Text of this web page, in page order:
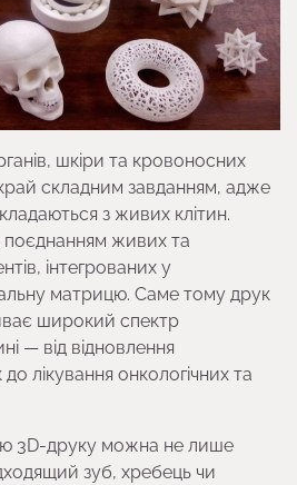
шкіри та кровоносних
складним завданням, адже
з живих клітин.
поєднанням живих та
інтегрованих у
матрицю. Саме тому друк
широкий спектр
— від відновлення
лікування онкологічних та
3D-друку можна не лише
зуб, хребець чи